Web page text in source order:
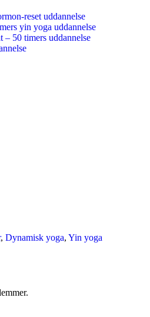
reset uddannelse
yin yoga uddannelse
50 timers uddannelse
, Dynamisk yoga, Yin yoga